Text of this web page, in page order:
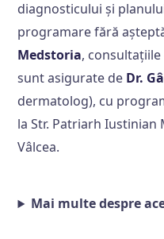
diagnosticului și
programare fără
Medstoria,
sunt asigurate de Dr.
dermatolog), cu
la Str. Patriarh Iustinian
Vâlcea.
Mai multe despre